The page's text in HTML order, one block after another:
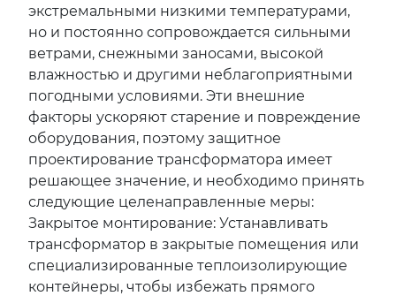
экстремальными низкими температурами,
но и постоянно сопровождается сильными
ветрами, снежными заносами, высокой
влажностью и другими неблагоприятными
погодными условиями. Эти внешние
факторы ускоряют старение и повреждение
оборудования, поэтому защитное
проектирование трансформатора имеет
решающее значение, и необходимо принять
следующие целенаправленные меры:
Закрытое монтирование: Устанавливать
трансформатор в закрытые помещения или
специализированные теплоизолирующие
контейнеры, чтобы избежать прямого